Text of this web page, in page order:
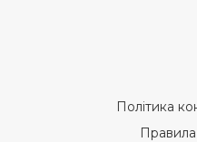
Політика